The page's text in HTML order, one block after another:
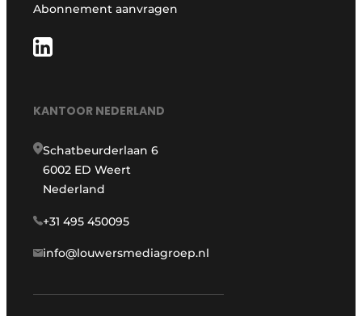
Abonnement aanvragen
KANTOOR NEDERLAND
Schatbeurderlaan 6
6002 ED Weert
Nederland
+31 495 450095
info@louwersmediagroep.nl